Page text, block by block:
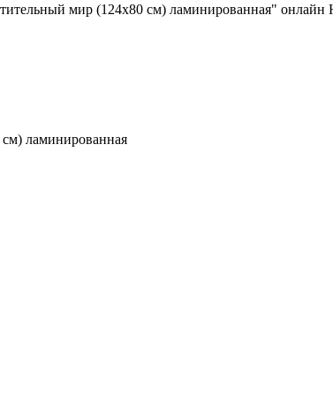
мир (124х80 см) ламинированная" онлайн
ламинированная